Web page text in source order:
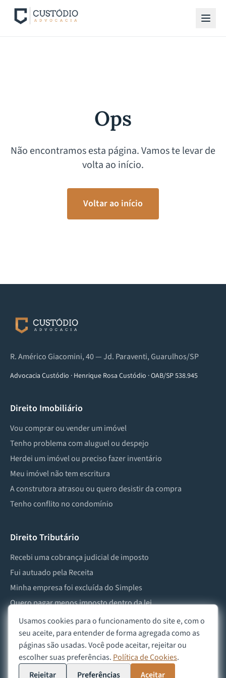
Ops
Não encontramos esta página. Vamos te levar de
volta ao início.
Voltar ao início
R. Américo Giacomini, 40 — Jd. Paraventi, Guarulhos/SP
Advocacia Custódio · Henrique Rosa Custódio ·OAB/SP 538.945
Direito Imobiliário
Vou comprar ou vender um imóvel
Tenho problema com aluguel ou despejo
Herdei um imóvel ou preciso fazer inventário
Meu imóvel não tem escritura
A construtora atrasou ou quero desistir da compra
Tenho conflito no condomínio
Direito Tributário
Recebi uma cobrança judicial de imposto
Fui autuado pela Receita
Minha empresa foi excluída do Simples
Quero pagar menos imposto dentro da lei
Preciso lidar com imposto de herança ou doação
2026Advocacia Custódio
Política de Privacidade Política de Cookies Aviso Legal
Usamos cookies para o funcionamento do site e, com o
seu aceite, para entender de forma agregada como as
páginas são usadas. Você pode aceitar, rejeitar ou
escolher suas preferências. Política de Cookies.
Rejeitar
Preferências Aceitar